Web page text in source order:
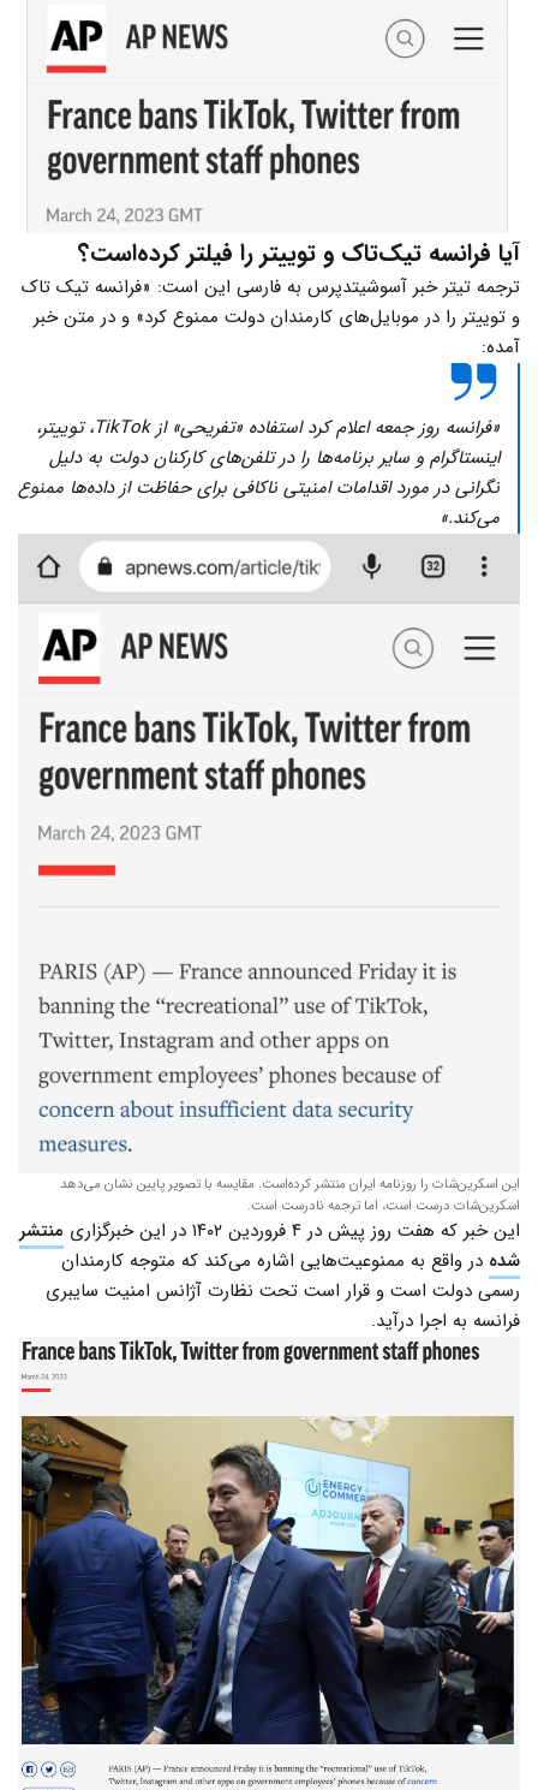
آیا فرانسه تیک‌تاک و توییتر را فیلتر کرده‌است؟
ترجمه تیتر خبر آسوشیتدپرس به فارسی این است: «فرانسه تیک تاک
و توییتر را در موبایل‌های کارمندان دولت ممنوع کرد» و در متن خبر
آمده:
«فرانسه روز جمعه اعلام کرد استفاده «تفریحی» از TikTok، توییتر،
اینستاگرام و سایر برنامه‌ها را در تلفن‌های کارکنان دولت به دلیل
نگرانی در مورد اقدامات امنیتی ناکافی برای حفاظت از داده‌ها ممنوع
می‌کند.»
این اسکرین‌شات را روزنامه ایران منتشر کرده‌است. مقایسه با تصویر پایین نشان می‌دهد
اسکرین‌شات درست است، اما ترجمه نادرست است.
این خبر که هفت روز پیش در ۴ فروردین ۱۴۰۲ در این خبرگزاری
منتشر
شده در واقع به ممنوعیت‌هایی اشاره می‌کند که متوجه کارمندان
رسمی دولت است و قرار است تحت نظارت آژانس امنیت سایبری
فرانسه به اجرا درآید.